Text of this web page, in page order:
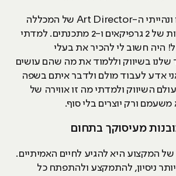
הזמן עשה את שלו ונהייתי ה-Art Director של המכללה
וכיום אני מנהלת צוות של 2 גרפיקאים ו-2 מתכנתים. למדתי
היה חשוב לי להכיר את בעלי
בשיווק וללמוד את מה שהם עושים
אדע לעבוד מולם ולדבר איתם בשפה
השיווק ולמדתי מה זו אווירה של
ורק יוצרים בלי סוף.
מעיסוקך בתחום
המקצוע היא להגיע לחיים האמיתיים.
ניסיון, להתמקצע ולהתפתח כל